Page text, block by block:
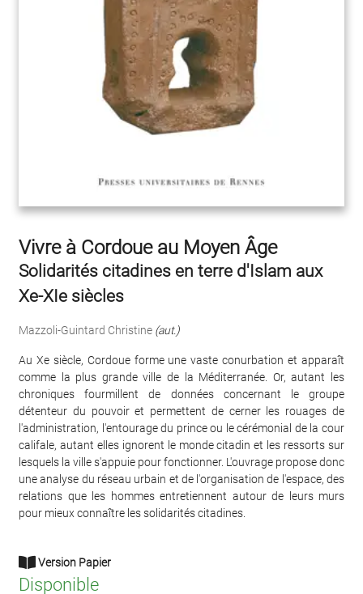
Vivre à Cordoue au Moyen Âge
Solidarités citadines en terre d'Islam aux
Xe-XIe siècles
Mazzoli-Guintard Christine (aut.)
Au Xe siècle, Cordoue forme une vaste conurbation et apparaît
comme la plus grande ville de la Méditerranée. Or, autant les
chroniques fourmillent de données concernant le groupe
détenteur du pouvoir et permettent de cerner les rouages de
l'administration, l'entourage du prince ou le cérémonial de la cour
califale, autant elles ignorent le monde citadin et les ressorts sur
lesquels la ville s'appuie pour fonctionner. L'ouvrage propose donc
une analyse du réseau urbain et de l'organisation de l'espace, des
relations que les hommes entretiennent autour de leurs murs
pour mieux connaître les solidarités citadines.
Version Papier
Disponible